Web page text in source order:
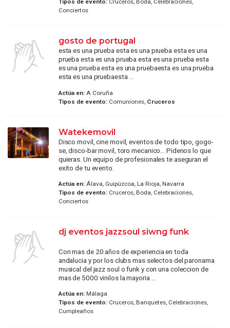
Tipos de evento:Cruceros, Boda, Celebraciones,
Conciertos
gosto de portugal
esta es una prueba esta es una prueba esta es una
prueba esta es una prueba esta es una prueba esta
es una prueba esta es una pruebaesta es una prueba
esta es una pruebaesta ...
Actúa en:A Coruña
Tipos de evento:Comuniones, Cruceros
Watekemovil
Disco movil, cine movil, eventos de todo tipo, gogo-
se, disco-bar movil, toro mecanico... Pidenos lo que
quieras. Un equipo de profesionales te aseguran el
exito de tu evento.
Actúa en:Álava, Guipúzcoa, La Rioja, Navarra
Tipos de evento:Cruceros, Boda, Celebraciones,
Conciertos
dj eventos jazzsoul siwng funk
Con mas de 20 años de experiencia en toda
andalucia y por los clubs mas selectos del paronama
musical del jazz soul o funk y con una coleccion de
mas de 5000 vinilos la mayoria ...
Actúa en:Málaga
Tipos de evento:Cruceros, Banquetes, Celebraciones,
Cumpleaños